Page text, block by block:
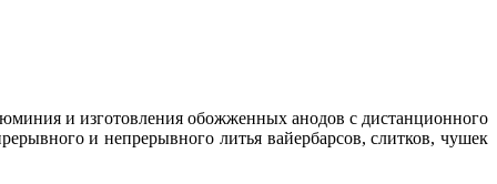
и изготовления обожженных анодов с дистанционного
и непрерывного литья вайербарсов, слитков, чушек